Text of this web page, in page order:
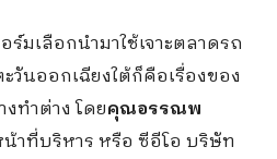
เลือกนำมาใช้เจาะตลาดรถ
วันออกเฉียงใต้ก็คือเรื่องของ
ทำต่าง โดยคุณอรรณพ
น้าที่บริหาร หรือ ซีอีโอ บริษัท